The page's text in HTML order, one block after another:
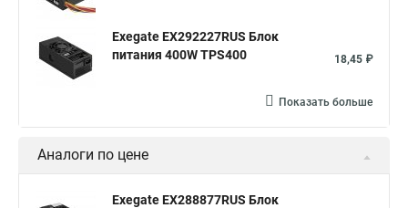
Exegate EX292227RUS Блок
питания 400W TPS400
18,45 ₽
Показать больше
Аналоги по цене
Exegate EX288877RUS Блок